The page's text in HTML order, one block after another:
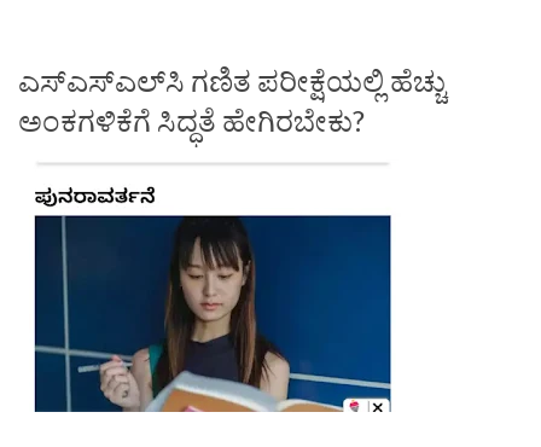
ಎಸ್‌ಎಸ್‌ಎಲ್‌ಸಿ ಗಣಿತ ಪರೀಕ್ಷೆಯಲ್ಲಿ ಹೆಚ್ಚು
ಅಂಕಗಳಿಕೆಗೆ ಸಿದ್ಧತೆ ಹೇಗಿರಬೇಕು?